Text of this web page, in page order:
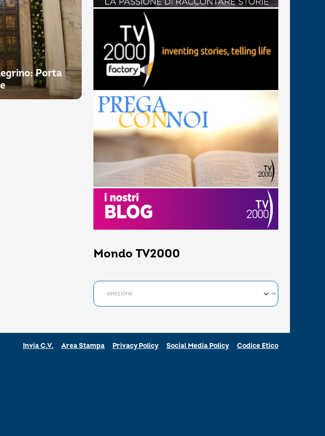
Porta
Mondo TV2000
Invia C.V. Area Stampa Privacy Policy Social Media Policy Codice Etico